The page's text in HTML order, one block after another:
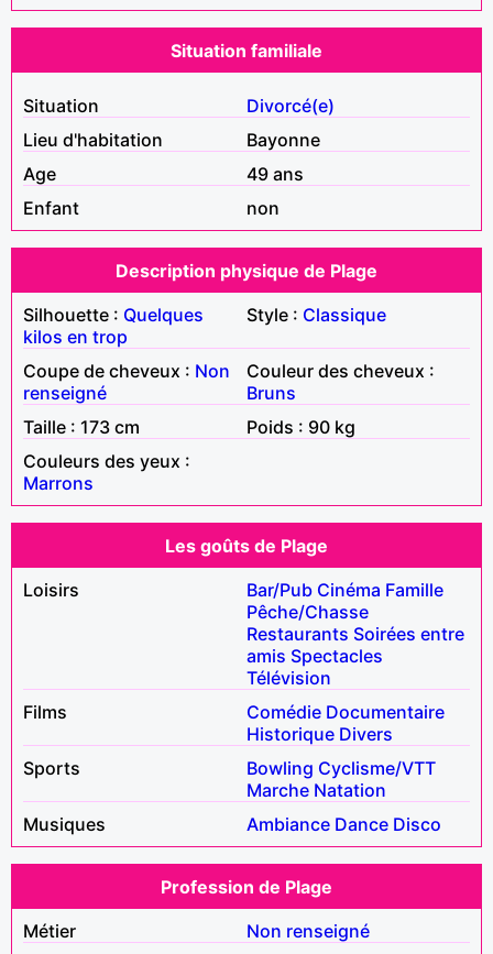
Situation familiale
Situation
Divorcé(e)
Lieu d'habitation
Bayonne
Age
49 ans
Enfant
non
Description physique de Plage
Silhouette : Quelques
kilos en trop
Style : Classique
Coupe de cheveux : Non
renseigné
Couleur des cheveux :
Bruns
Taille : 173 cm
Poids : 90 kg
Couleurs des yeux :
Marrons
Les goûts de Plage
Loisirs
Bar/Pub Cinéma Famille
Pêche/Chasse
Restaurants Soirées entre
amis Spectacles
Télévision
Films
Comédie Documentaire
Historique Divers
Sports
Bowling Cyclisme/VTT
Marche Natation
Musiques
Ambiance Dance Disco
Profession de Plage
Métier
Non renseigné